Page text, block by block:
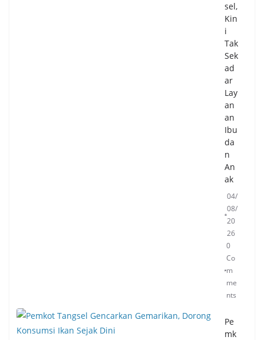
sel,
Kin
i
Tak
Sek
ad
ar
Lay
an
an
Ibu
da
n
An
ak
04/
08/
20
26
0
Co
m
me
nts
Pe
mk